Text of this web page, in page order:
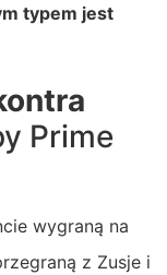
typem jest
Prime
wygraną na
z Zusje i